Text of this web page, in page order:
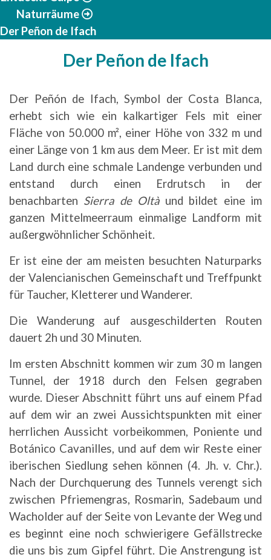
Naturräume
Der Peñon de Ifach
Der Peñon de Ifach
Der Peñón de Ifach, Symbol der Costa Blanca,
erhebt sich wie ein kalkartiger Fels mit einer
Fläche von 50.000 m², einer Höhe von 332 m und
einer Länge von 1 km aus dem Meer. Er ist mit dem
Land durch eine schmale Landenge verbunden und
entstand durch einen Erdrutsch in der
benachbarten Sierra de Oltàund bildet eine im
ganzen Mittelmeerraum einmalige Landform mit
außergwöhnlicher Schönheit.
Er ist eine der am meisten besuchten Naturparks
der Valencianischen Gemeinschaft und Treffpunkt
für Taucher, Kletterer und Wanderer.
Die Wanderung auf ausgeschilderten Routen
dauert 2h und 30 Minuten.
Im ersten Abschnitt kommen wir zum 30 m langen
Tunnel, der 1918 durch den Felsen gegraben
wurde. Dieser Abschnitt führt uns auf einem Pfad
auf dem wir an zwei Aussichtspunkten mit einer
herrlichen Aussicht vorbeikommen, Poniente und
Botánico Cavanilles, und auf dem wir Reste einer
iberischen Siedlung sehen können (4. Jh. v. Chr.).
Nach der Durchquerung des Tunnels verengt sich
zwischen Pfriemengras, Rosmarin, Sadebaum und
Wacholder auf der Seite von Levante der Weg und
es beginnt eine noch schwierigere Gefällstrecke
die uns bis zum Gipfel führt. Die Anstrengung ist